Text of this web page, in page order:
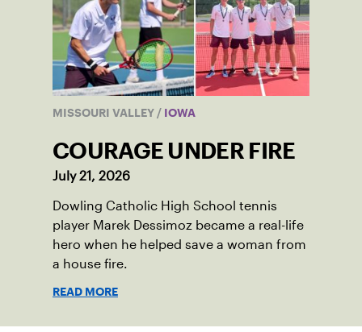
MISSOURI VALLEY / IOWA
COURAGE UNDER FIRE
July 21, 2026
Dowling Catholic High School tennis
player Marek Dessimoz became a real-life
hero when he helped save a woman from
a house fire.
READ MORE